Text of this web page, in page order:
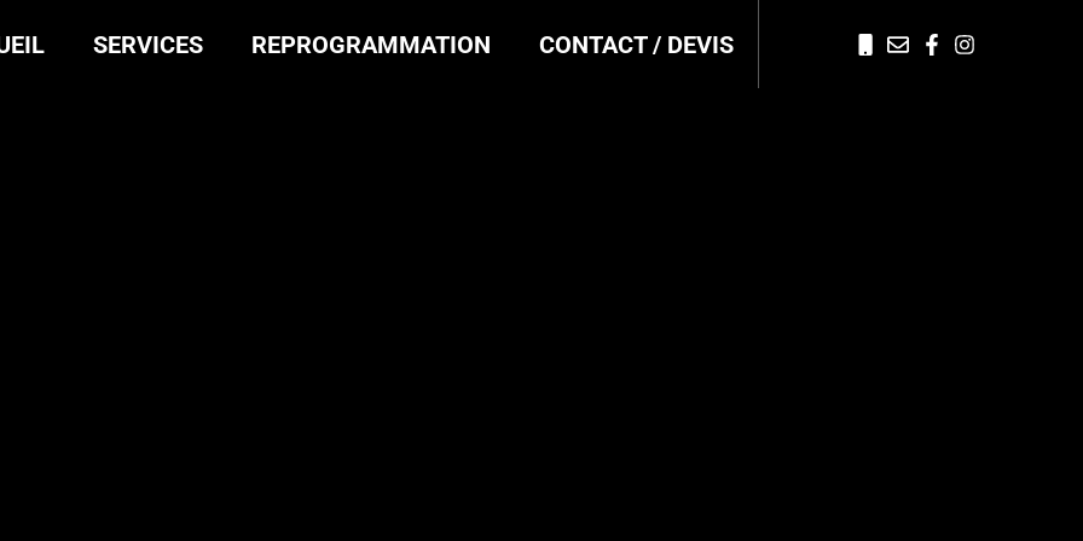
SERVICES REPROGRAMMATION CONTACT / DEVIS